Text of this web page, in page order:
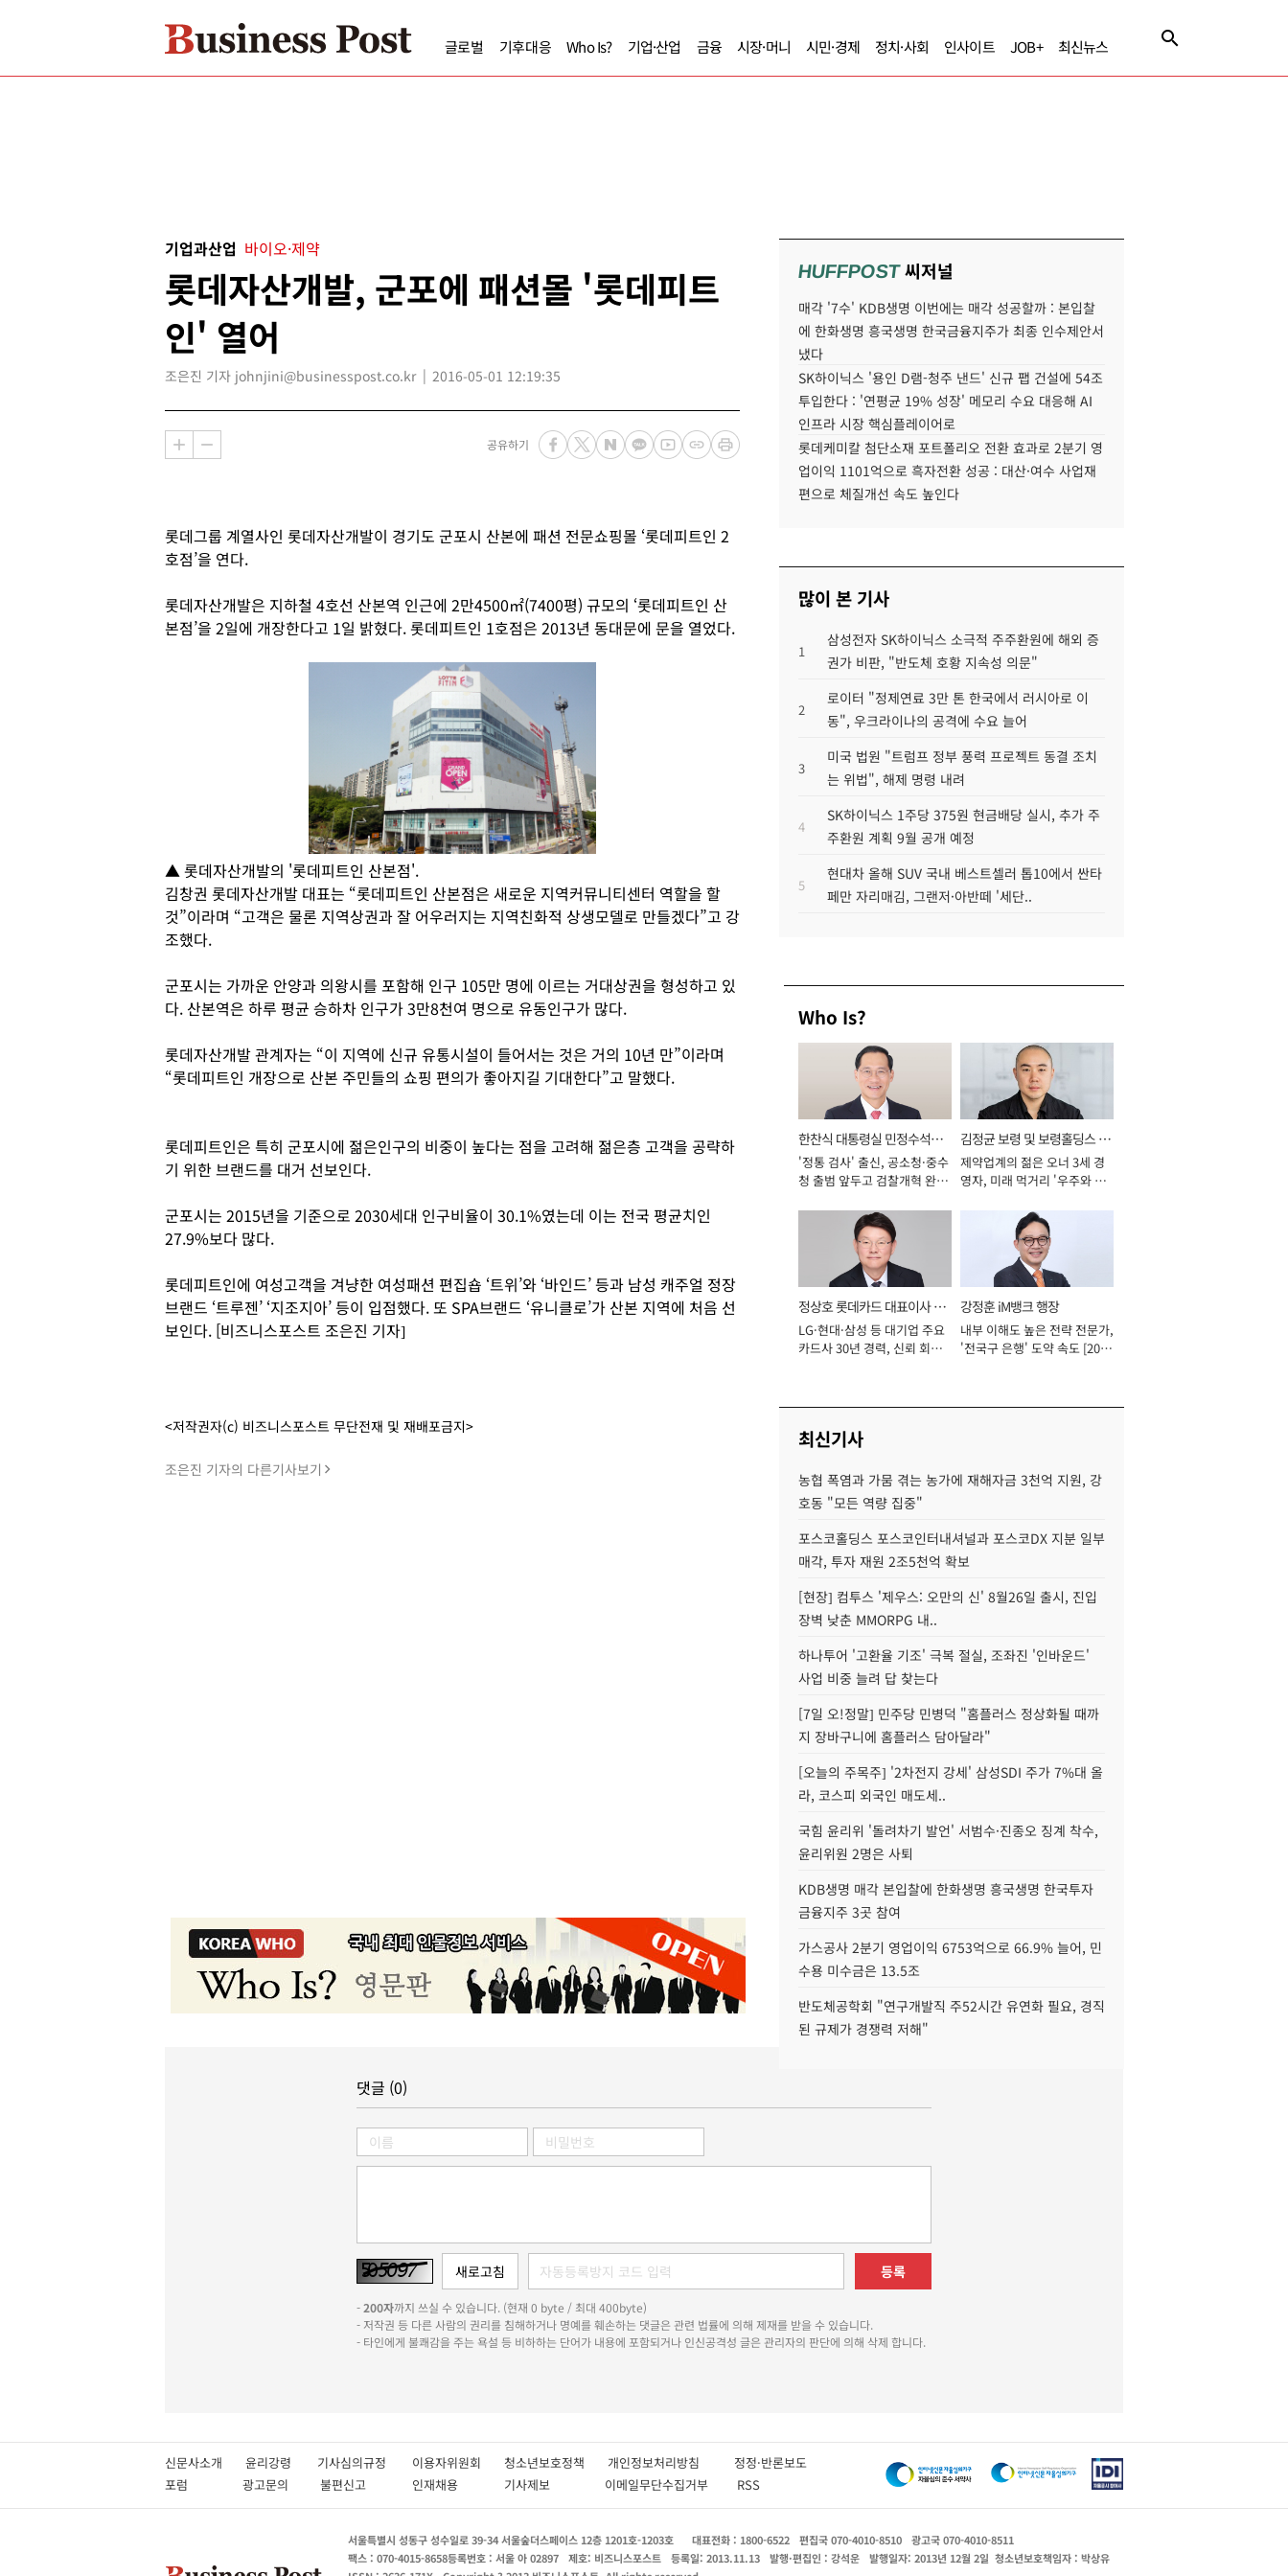
글로벌 기후대응 Who Is? 기업·산업 금융 시장·머니 시민·경제 정치·사회 인사이트 JOB+ 최신뉴스
기업과산업 바이오·제약
롯데자산개발, 군포에 패션몰 '롯데피트
인' 열어
조은진 기자 johnjini@businesspost.co.kr 2016-05-01 12:19:35
공유하기
롯데그룹 계열사인 롯데자산개발이 경기도 군포시 산본에 패션 전문쇼핑몰 ‘롯데피트인 2
호점’을 연다.
롯데자산개발은 지하철 4호선 산본역 인근에 2만4500㎡(7400평) 규모의 ‘롯데피트인 산
본점’을 2일에 개장한다고 1일 밝혔다. 롯데피트인 1호점은 2013년 동대문에 문을 열었다.
▲ 롯데자산개발의 '롯데피트인 산본점'.
김창권 롯데자산개발 대표는 “롯데피트인 산본점은 새로운 지역커뮤니티센터 역할을 할
것”이라며 “고객은 물론 지역상권과 잘 어우러지는 지역친화적 상생모델로 만들겠다”고 강
조했다.
군포시는 가까운 안양과 의왕시를 포함해 인구 105만 명에 이르는 거대상권을 형성하고 있
다. 산본역은 하루 평균 승하차 인구가 3만8천여 명으로 유동인구가 많다.
롯데자산개발 관계자는 “이 지역에 신규 유통시설이 들어서는 것은 거의 10년 만”이라며
“롯데피트인 개장으로 산본 주민들의 쇼핑 편의가 좋아지길 기대한다”고 말했다.
롯데피트인은 특히 군포시에 젊은인구의 비중이 높다는 점을 고려해 젊은층 고객을 공략하
기 위한 브랜드를 대거 선보인다.
군포시는 2015년을 기준으로 2030세대 인구비율이 30.1%였는데 이는 전국 평균치인
27.9%보다 많다.
롯데피트인에 여성고객을 겨냥한 여성패션 편집숍 ‘트위’와 ‘바인드’ 등과 남성 캐주얼 정장
브랜드 ‘트루젠’ ‘지조지아’ 등이 입점했다. 또 SPA브랜드 ‘유니클로’가 산본 지역에 처음 선
보인다. [비즈니스포스트 조은진 기자]
<저작권자(c) 비즈니스포스트 무단전재 및 재배포금지>
조은진 기자의 다른기사보기
HUFFPOST씨저널
매각 '7수' KDB생명 이번에는 매각 성공할까 : 본입찰
에 한화생명 흥국생명 한국금융지주가 최종 인수제안서
냈다
SK하이닉스 '용인 D램-청주 낸드' 신규 팹 건설에 54조
투입한다 : '연평균 19% 성장' 메모리 수요 대응해 AI
인프라 시장 핵심플레이어로
롯데케미칼 첨단소재 포트폴리오 전환 효과로 2분기 영
업이익 1101억으로 흑자전환 성공 : 대산·여수 사업재
편으로 체질개선 속도 높인다
많이 본 기사
1
삼성전자 SK하이닉스 소극적 주주환원에 해외 증
권가 비판, "반도체 호황 지속성 의문"
2
로이터 "정제연료 3만 톤 한국에서 러시아로 이
동", 우크라이나의 공격에 수요 늘어
3
미국 법원 "트럼프 정부 풍력 프로젝트 동결 조치
는 위법", 해제 명령 내려
4
SK하이닉스 1주당 375원 현금배당 실시, 추가 주
주환원 계획 9월 공개 예정
5
현대차 올해 SUV 국내 베스트셀러 톱10에서 싼타
페만 자리매김, 그랜저·아반떼 '세단..
Who Is?
한찬식 대통령실 민정수석비
서관
'정통 검사' 출신, 공소청·중수
청 출범 앞두고 검찰개혁 완수
김정균 보령 및 보령홀딩스 대
표이사 사장
제약업계의 젊은 오너 3세 경
영자, 미래 먹거리 '우주와 헬
정상호 롯데카드 대표이사 사
장
LG·현대·삼성 등 대기업 주요
카드사 30년 경력, 신뢰 회복
강정훈 iM뱅크 행장
내부 이해도 높은 전략 전문가,
'전국구 은행' 도약 속도 [2026
최신기사
농협 폭염과 가뭄 겪는 농가에 재해자금 3천억 지원, 강
호동 "모든 역량 집중"
포스코홀딩스 포스코인터내셔널과 포스코DX 지분 일부
매각, 투자 재원 2조5천억 확보
[현장] 컴투스 '제우스: 오만의 신' 8월26일 출시, 진입
장벽 낮춘 MMORPG 내..
하나투어 '고환율 기조' 극복 절실, 조좌진 '인바운드'
사업 비중 늘려 답 찾는다
[7일 오!정말] 민주당 민병덕 "홈플러스 정상화될 때까
지 장바구니에 홈플러스 담아달라"
[오늘의 주목주] '2차전지 강세' 삼성SDI 주가 7%대 올
라, 코스피 외국인 매도세..
국힘 윤리위 '돌려차기 발언' 서범수·진종오 징계 착수,
윤리위원 2명은 사퇴
KDB생명 매각 본입찰에 한화생명 흥국생명 한국투자
금융지주 3곳 참여
가스공사 2분기 영업이익 6753억으로 66.9% 늘어, 민
수용 미수금은 13.5조
반도체공학회 "연구개발직 주52시간 유연화 필요, 경직
된 규제가 경쟁력 저해"
댓글 (0)
등록
-200자까지 쓰실 수 있습니다. (현재 0 byte / 최대 400byte)
- 저작권 등 다른 사람의 권리를 침해하거나 명예를 훼손하는 댓글은 관련 법률에 의해 제재를 받을 수 있습니다.
- 타인에게 불쾌감을 주는 욕설 등 비하하는 단어가 내용에 포함되거나 인신공격성 글은 관리자의 판단에 의해 삭제 합니다.
신문사소개 윤리강령 기사심의규정 이용자위원회 청소년보호정책 개인정보처리방침 정정·반론보도
포럼
광고문의 불편신고 인재채용 기사제보 이메일무단수집거부 RSS
서울특별시 성동구 성수일로 39-34 서울숲더스페이스 12층 1201호-1203호 대표전화 : 1800-6522 편집국 070-4010-8510
광고국 070-4010-8511
팩스 : 070-4015-8658등록번호 : 서울 아 02897 제호: 비즈니스포스트 등록일: 2013.11.13 발행·편집인 : 강석운 발행일자: 2013년 12월 2일 청소년보호책임자 : 박상유